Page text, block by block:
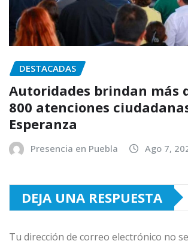
DESTACADAS
Autoridades brindan más
800 atenciones
Esperanza
Presencia en Puebla Ago 7,
DEJA UNA RESPUESTA
Tu dirección de correo electrónico no